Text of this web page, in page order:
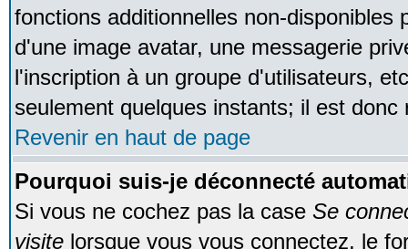
fonctions additionnelles non-disponibles
d'une image avatar, une messagerie
l'inscription à un groupe d'utilisateurs,
seulement quelques instants; il est
Revenir en haut de page
Pourquoi suis-je déconnecté
Si vous ne cochez pas la case Se
visite lorsque vous vous connectez, le